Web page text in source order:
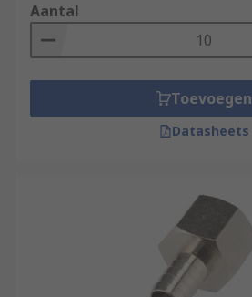
Aantal
Toevoegen
Datasheets